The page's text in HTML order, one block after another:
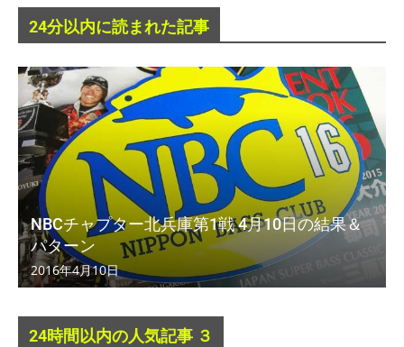
24分以内に読まれた記事
NBCチャプター北兵庫第1戦 4月10日の結果＆
パターン
2016年4月10日
24時間以内の人気記事 ３